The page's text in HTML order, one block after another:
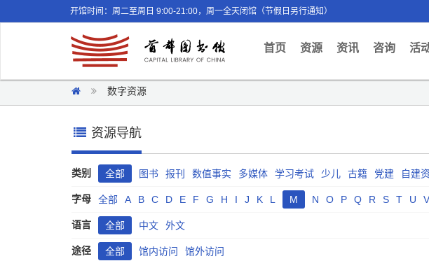
开馆时间：周二至周日 9:00-21:00，周一全天闭馆（节假日另行通知）
首页(current)
资源 资讯 咨询 活
数字资源
资源导航
类别 全部 图书 报刊 数值事实 多媒体 学习考试 少儿 古籍 党建 自建
字母 全部 A B C D E F G H I J K L M N O P Q R S T U V
语言 全部 中文 外文
途径 全部 馆内访问 馆外访问